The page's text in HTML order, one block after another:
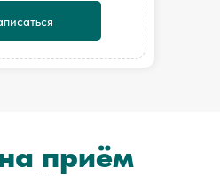
приём